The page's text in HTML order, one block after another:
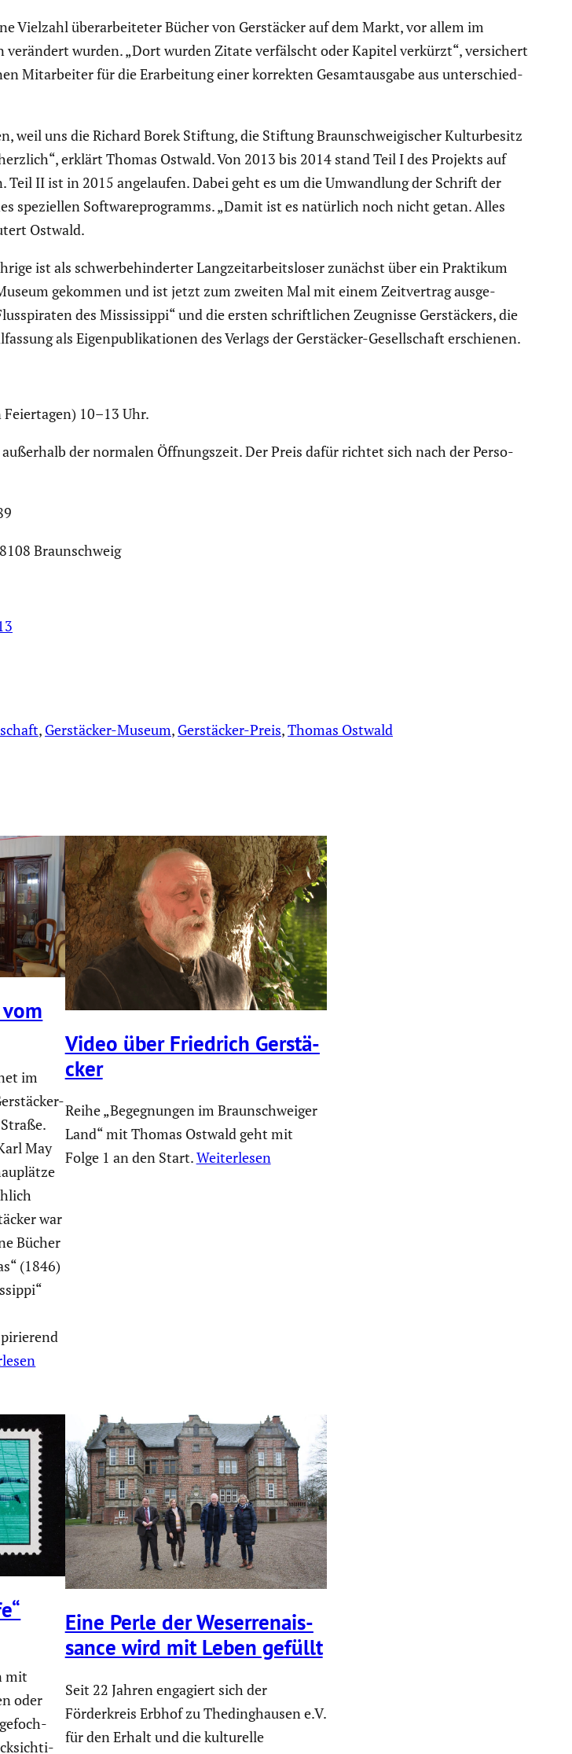
Vielzahl überar­bei­teter Bücher von Gerstä­cker auf dem Markt, vor allem im
wurden. „Dort wurden Zitate verfälscht oder Kapitel verkürzt“, versi­chert
Mitar­beiter für die Erarbei­tung einer korrekten Gesamt­aus­gabe aus unter­schied­
weil uns die Richard Borek Stiftung, die Stiftung Braun­schwei­gi­scher Kultur­be­sitz
erklärt Thomas Ostwald. Von 2013 bis 2014 stand Teil I des Projekts auf
II ist in 2015 angelaufen. Dabei geht es um die Umwand­lung der Schrift der
spezi­ellen Software­pro­gramms. „Damit ist es natürlich noch nicht getan. Alles
Ostwald.
ist als schwer­be­hin­derter Langzeit­ar­beits­loser zunächst über ein Praktikum
gekommen und ist jetzt zum zweiten Mal mit einem Zeitver­trag ausge­
des Missis­sippi“ und die ersten schrift­li­chen Zeugnisse Gerstä­ckers, die
als Eigen­pu­bli­ka­tionen des Verlags der Gerstä­cker-Gesell­schaft erschienen.
10–13 Uhr.
der normalen Öffnungs­zeit. Der Preis dafür richtet sich nach der Perso­
Braun­schweig
, Gerstäcker-Museum, Gerstäcker-Preis, Thomas Ostwald
im
May
war
Bücher
(1846)
Video über Friedrich Gerstä­
cker
Reihe „Begegnungen im Braunschweiger
Land“ mit Thomas Ostwald geht mit
Folge 1 an den Start.Weiterlesen
mit
oder
Eine Perle der Weser­re­nais­
sance wird mit Leben gefüllt
Seit 22 Jahren engagiert sich der
Förderkreis Erbhof zu Thedinghausen e.V.
für den Erhalt und die kulturelle